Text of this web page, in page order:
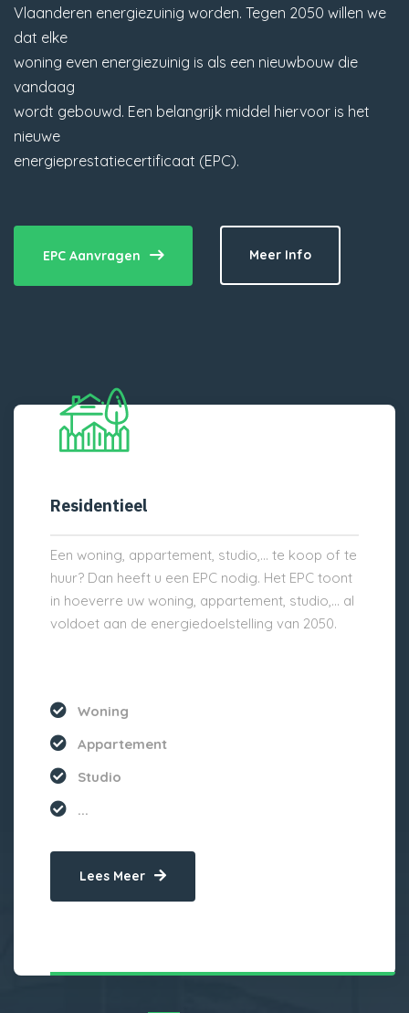
Vlaanderen energiezuinig worden. Tegen 2050 willen we
dat elke
woning even energiezuinig is als een nieuwbouw die
vandaag
wordt gebouwd. Een belangrijk middel hiervoor is het
nieuwe
energieprestatiecertificaat (EPC).
EPC Aanvragen Meer Info
Residentieel
Een woning, appartement, studio,… te koop of te
huur? Dan heeft u een EPC nodig. Het EPC toont
in hoeverre uw woning, appartement, studio,… al
voldoet aan de energiedoelstelling van 2050.
Woning
Appartement
Studio
...
Lees Meer